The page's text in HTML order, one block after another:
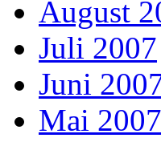
August
Juli 2007
Juni
Mai 2007